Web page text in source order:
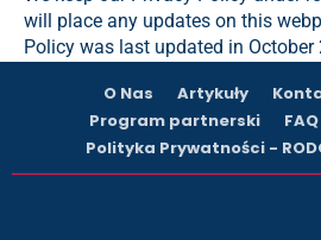
will place any updates on this
Policy was last updated in October
O Nas Artykuły
Program partnerski
FAQ
Polityka Prywatności -